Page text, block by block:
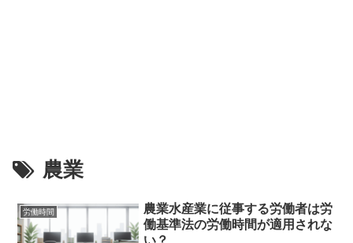
農業
労働時間
農業水産業に従事する労働者は労
働基準法の労働時間が適用されな
い？